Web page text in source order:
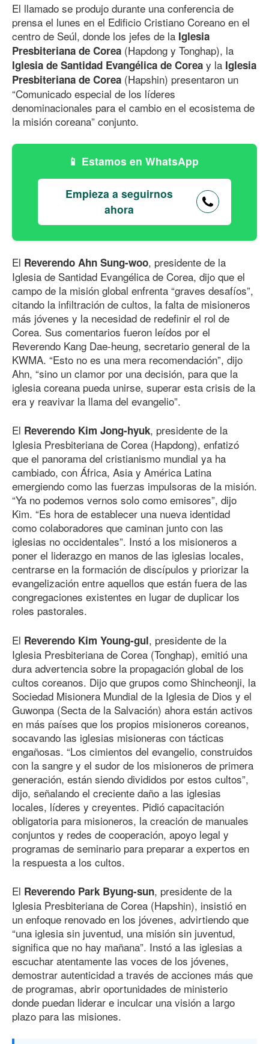
El llamado se produjo durante una conferencia de
prensa el lunes en el Edificio Cristiano Coreano en el
centro de Seúl, donde los jefes de la Iglesia
Presbiteriana de Corea (Hapdong y Tonghap), la
Iglesia de Santidad Evangélica de Corea y la Iglesia
Presbiteriana de Corea (Hapshin) presentaron un
“Comunicado especial de los líderes
denominacionales para el cambio en el ecosistema de
la misión coreana” conjunto.
Estamos en WhatsApp
Empieza a seguirnos
ahora
El Reverendo Ahn Sung-woo, presidente de la
Iglesia de Santidad Evangélica de Corea, dijo que el
campo de la misión global enfrenta “graves desafíos”,
citando la infiltración de cultos, la falta de misioneros
más jóvenes y la necesidad de redefinir el rol de
Corea. Sus comentarios fueron leídos por el
Reverendo Kang Dae-heung, secretario general de la
KWMA. “Esto no es una mera recomendación”, dijo
Ahn, “sino un clamor por una decisión, para que la
iglesia coreana pueda unirse, superar esta crisis de la
era y reavivar la llama del evangelio”.
El Reverendo Kim Jong-hyuk, presidente de la
Iglesia Presbiteriana de Corea (Hapdong), enfatizó
que el panorama del cristianismo mundial ya ha
cambiado, con África, Asia y América Latina
emergiendo como las fuerzas impulsoras de la misión.
“Ya no podemos vernos solo como emisores”, dijo
Kim. “Es hora de establecer una nueva identidad
como colaboradores que caminan junto con las
iglesias no occidentales”. Instó a los misioneros a
poner el liderazgo en manos de las iglesias locales,
centrarse en la formación de discípulos y priorizar la
evangelización entre aquellos que están fuera de las
congregaciones existentes en lugar de duplicar los
roles pastorales.
El Reverendo Kim Young-gul, presidente de la
Iglesia Presbiteriana de Corea (Tonghap), emitió una
dura advertencia sobre la propagación global de los
cultos coreanos. Dijo que grupos como Shincheonji, la
Sociedad Misionera Mundial de la Iglesia de Dios y el
Guwonpa (Secta de la Salvación) ahora están activos
en más países que los propios misioneros coreanos,
socavando las iglesias misioneras con tácticas
engañosas. “Los cimientos del evangelio, construidos
con la sangre y el sudor de los misioneros de primera
generación, están siendo divididos por estos cultos”,
dijo, señalando el creciente daño a las iglesias
locales, líderes y creyentes. Pidió capacitación
obligatoria para misioneros, la creación de manuales
conjuntos y redes de cooperación, apoyo legal y
programas de seminario para preparar a expertos en
la respuesta a los cultos.
El Reverendo Park Byung-sun, presidente de la
Iglesia Presbiteriana de Corea (Hapshin), insistió en
un enfoque renovado en los jóvenes, advirtiendo que
“una iglesia sin juventud, una misión sin juventud,
significa que no hay mañana”. Instó a las iglesias a
escuchar atentamente las voces de los jóvenes,
demostrar autenticidad a través de acciones más que
de programas, abrir oportunidades de ministerio
donde puedan liderar e inculcar una visión a largo
plazo para las misiones.